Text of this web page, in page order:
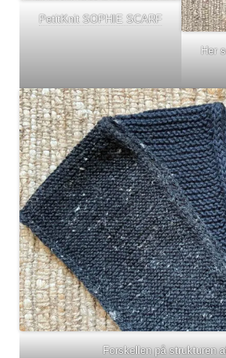
PetitKnit SOPHIE SCARF
Her
Forskellen på strukturen